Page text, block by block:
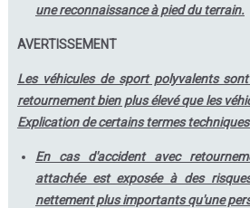
une reconnaissance à pied du terrain.
AVERTISSEMENT
Les véhicules de sport polyvalents
retournement bien plus élevé que les
Explication de certains termes
En cas d'accident avec
attachée est exposée à des
nettement plus importants qu'une